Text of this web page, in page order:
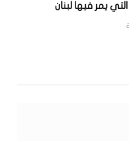
يمر فيها لبنان